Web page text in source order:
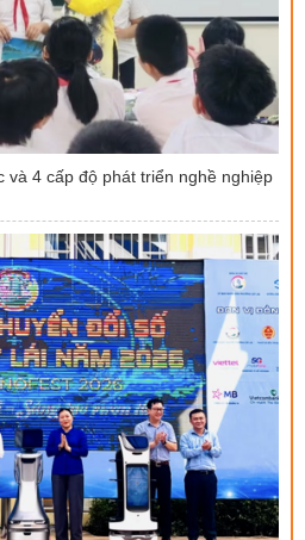
4 cấp độ phát triển nghề nghiệp